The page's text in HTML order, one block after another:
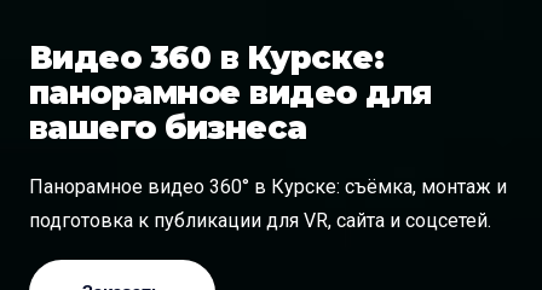
Видео 360 в Курске:
панорамное видео для
вашего бизнеса
Панорамное видео 360° в Курске: съёмка, монтаж и
подготовка к публикации для VR, сайта и соцсетей.